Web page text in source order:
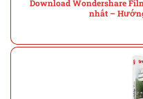
Download Wondershare
nhất –